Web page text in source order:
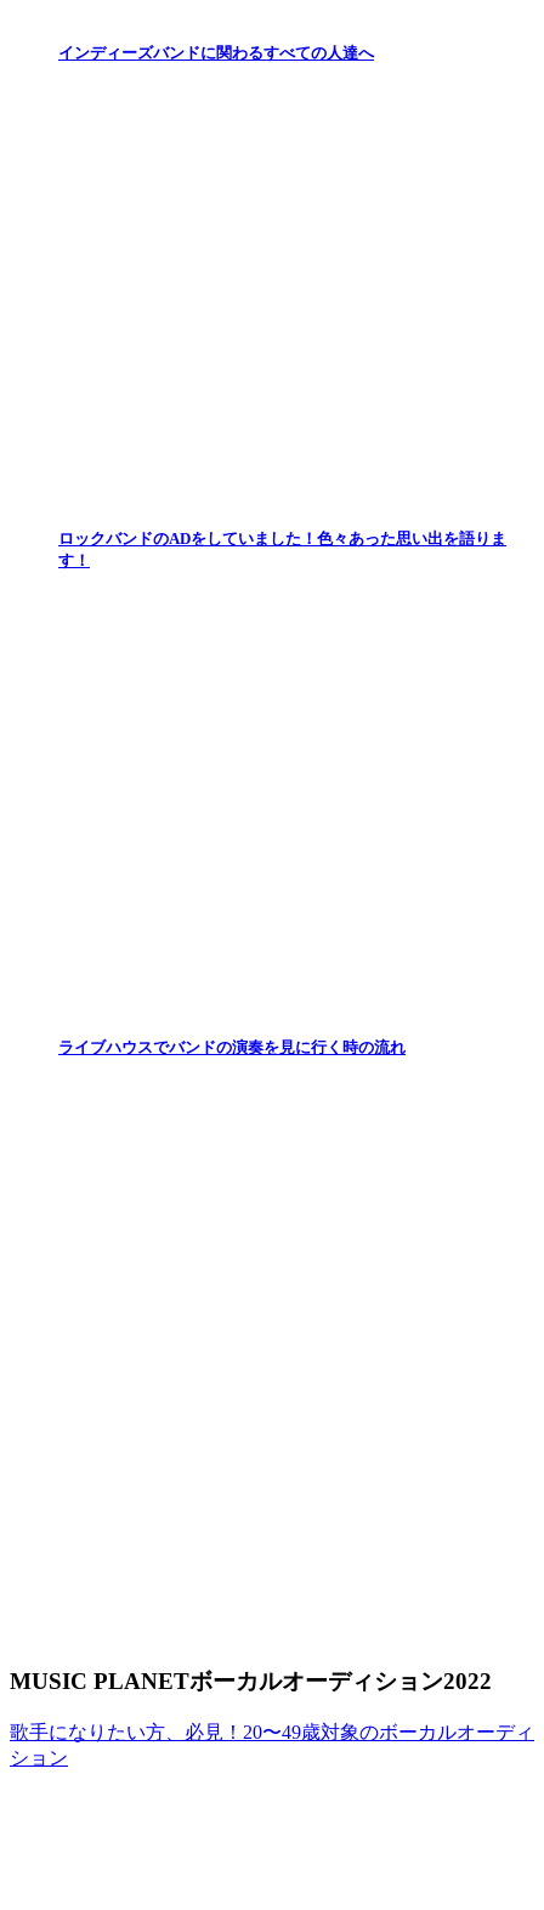
インディーズバンドに関わるすべての人達へ
ロックバンドのADをしていました！色々あった思い出を語りま
す！
ライブハウスでバンドの演奏を見に行く時の流れ
MUSIC PLANETボーカルオーディション2022
歌手になりたい方、必見！20〜49歳対象のボーカルオーディ
ション